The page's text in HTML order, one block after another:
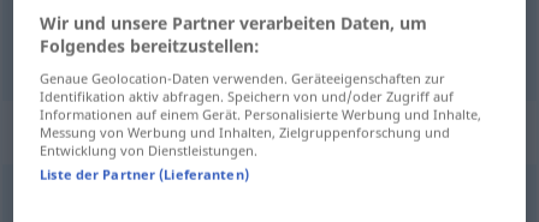
Beispielsätze für "Scherz"
Wir und unsere Partner verarbeiten Daten, um
Folgendes bereitzustellen:
Genaue Geolocation-Daten verwenden. Geräteeigenschaften zur
Identifikation aktiv abfragen. Speichern von und/oder Zugriff auf
Informationen auf einem Gerät. Personalisierte Werbung und Inhalte,
Messung von Werbung und Inhalten, Zielgruppenforschung und
Entwicklung von Dienstleistungen.
Liste der Partner (Lieferanten)